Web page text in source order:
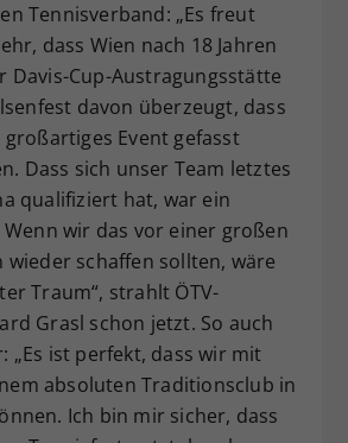
Tennisverband: „Es freut
dass Wien nach 18 Jahren
Davis-Cup-Austragungsstätte
davon überzeugt, dass
Event gefasst
Dass sich unser Team letztes
qualifiziert hat, war ein
wir das vor einer großen
wieder schaffen sollten, wäre
Traum“, strahlt ÖTV-
Grasl schon jetzt. So auch
„Es ist perfekt, dass wir mit
absoluten Traditionsclub in
Ich bin mir sicher, dass